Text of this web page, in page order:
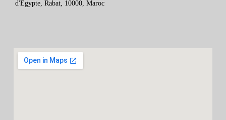
d'Egypte, Rabat, 10000, Maroc